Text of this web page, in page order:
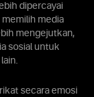
dipercayai
memilih media
mengejutkan,
sosial untuk
secara emosi